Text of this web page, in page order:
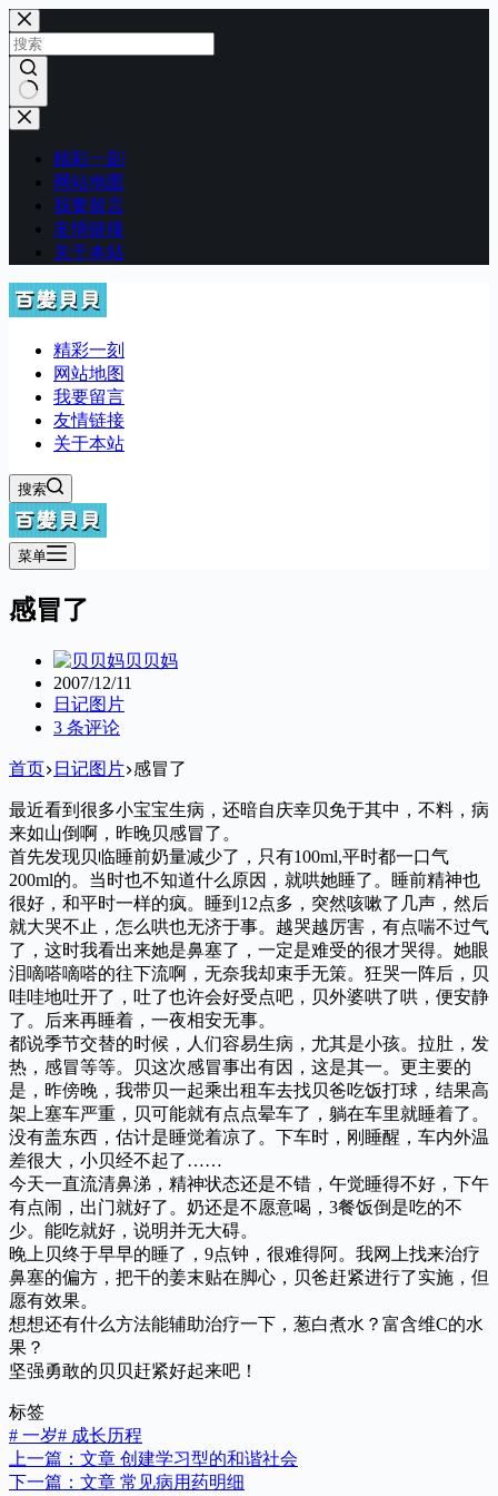
跳
至
内
容
无
精彩一刻
网站地图
我要留言
友情链接
关于本站
精彩一刻
网站地图
我要留言
友情链接
关于本站
搜索
菜单
感冒了
贝贝妈
2007/12/11
日记图片
3 条评论
首页 日记图片 感冒了
最近看到很多小宝宝生病，还暗自庆幸贝免于其中，不料，病
来如山倒啊，昨晚贝感冒了。
首先发现贝临睡前奶量减少了，只有100ml,平时都一口气
200ml的。当时也不知道什么原因，就哄她睡了。睡前精神也
很好，和平时一样的疯。睡到12点多，突然咳嗽了几声，然后
就大哭不止，怎么哄也无济于事。越哭越厉害，有点喘不过气
了，这时我看出来她是鼻塞了，一定是难受的很才哭得。她眼
泪嘀嗒嘀嗒的往下流啊，无奈我却束手无策。狂哭一阵后，贝
哇哇地吐开了，吐了也许会好受点吧，贝外婆哄了哄，便安静
了。后来再睡着，一夜相安无事。
都说季节交替的时候，人们容易生病，尤其是小孩。拉肚，发
热，感冒等等。贝这次感冒事出有因，这是其一。更主要的
是，昨傍晚，我带贝一起乘出租车去找贝爸吃饭打球，结果高
架上塞车严重，贝可能就有点点晕车了，躺在车里就睡着了。
没有盖东西，估计是睡觉着凉了。下车时，刚睡醒，车内外温
差很大，小贝经不起了……
今天一直流清鼻涕，精神状态还是不错，午觉睡得不好，下午
有点闹，出门就好了。奶还是不愿意喝，3餐饭倒是吃的不
少。能吃就好，说明并无大碍。
晚上贝终于早早的睡了，9点钟，很难得阿。我网上找来治疗
鼻塞的偏方，把干的姜末贴在脚心，贝爸赶紧进行了实施，但
愿有效果。
想想还有什么方法能辅助治疗一下，葱白煮水？富含维C的水
果？
坚强勇敢的贝贝赶紧好起来吧！
标签
# 一岁# 成长历程
上一篇： 文章 创建学习型的和谐社会
下一篇： 文章 常见病用药明细